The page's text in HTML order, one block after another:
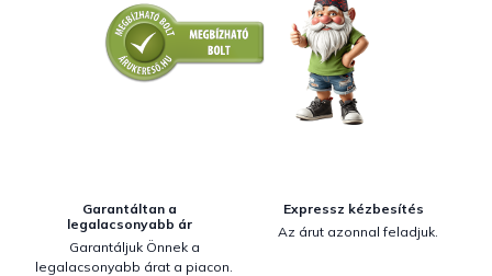
Garantáltan a
legalacsonyabb ár
Garantáljuk Önnek a
legalacsonyabb árat a piacon.
Expressz kézbesítés
Az árut azonnal feladjuk.